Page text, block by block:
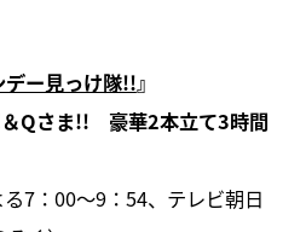
デー見っけ隊!!』
Qさま!! 豪華2本立て3時間
7：00～9：54、テレビ朝日